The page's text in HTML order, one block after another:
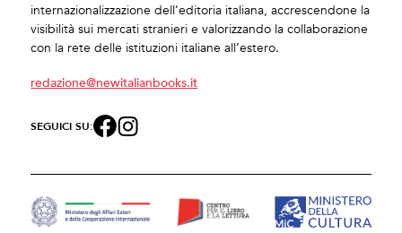
internazionalizzazione dell’editoria italiana, accrescendone la
visibilità sui mercati stranieri e valorizzando la collaborazione
con la rete delle istituzioni italiane all’estero.
redazione@newitalianbooks.it
SEGUICI SU: